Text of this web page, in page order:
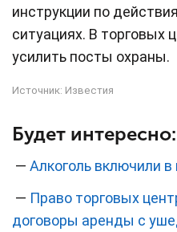
инструкции по
ситуациях. В торговых
усилить посты охраны.
Источник: Известия
Будет интересно:
— Алкоголь включили
— Право торговых
договоры аренды с